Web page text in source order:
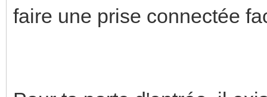
faire une prise connectée